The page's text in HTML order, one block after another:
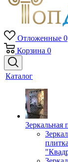
Отложенные 0
Корзина 0
Каталог
Зеркальная
плитка